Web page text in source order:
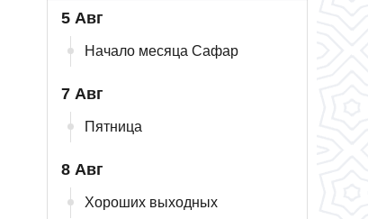
5 Авг
Начало месяца Сафар
7 Авг
Пятница
8 Авг
Хороших выходных